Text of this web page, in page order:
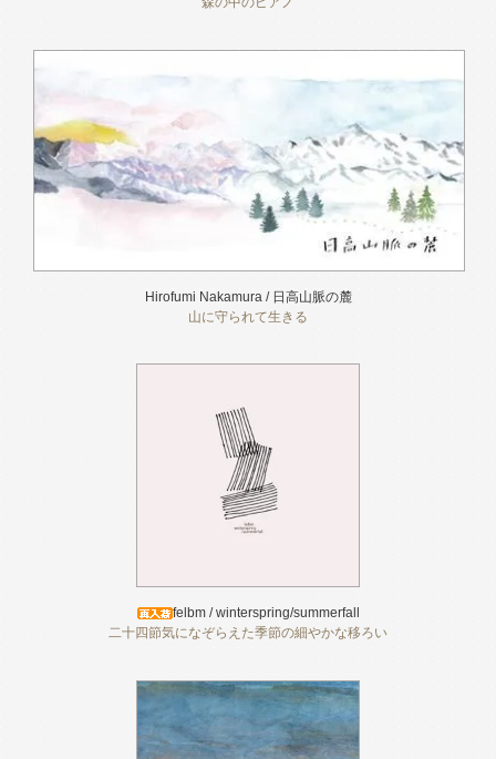
Hirofumi Nakamura / 日高山脈の麓
山に守られて生きる
felbm / winterspring/summerfall
二十四節気になぞらえた季節の細やかな移ろい